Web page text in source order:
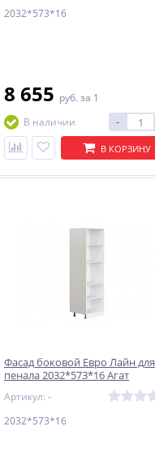
2032*573*16
8 655 руб. за 1
В наличии
-
В КОРЗИНУ
Фасад боковой Евро Лайн для
пенала 2032*573*16 Агат
Артикул: -
2032*573*16